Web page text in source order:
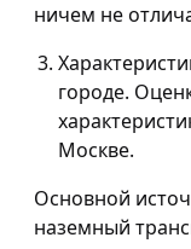
ничем не
городе.
Москве.
Основной
наземный